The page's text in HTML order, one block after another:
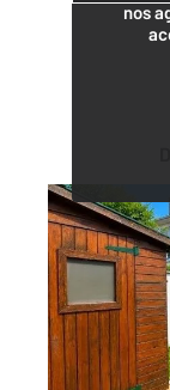
nos
71,05 m2, 4
Ref : 17351
Maison